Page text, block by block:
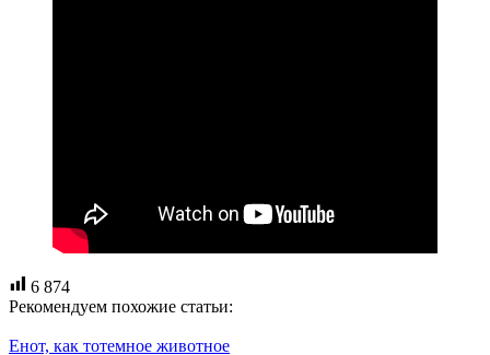
6 874
Рекомендуем похожие статьи:
Енот, как тотемное животное